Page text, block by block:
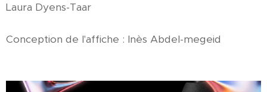
Laura Dyens-Taar
Conception de l'affiche : Inès Abdel-megeid